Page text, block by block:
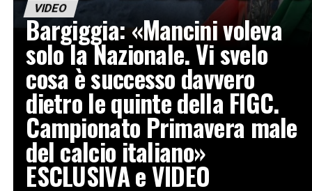
VIDEO
Bargiggia: «Mancini voleva
solo la Nazionale. Vi svelo
cosa è successo davvero
dietro le quinte della FIGC.
Campionato Primavera male
del calcio italiano»
ESCLUSIVA e VIDEO